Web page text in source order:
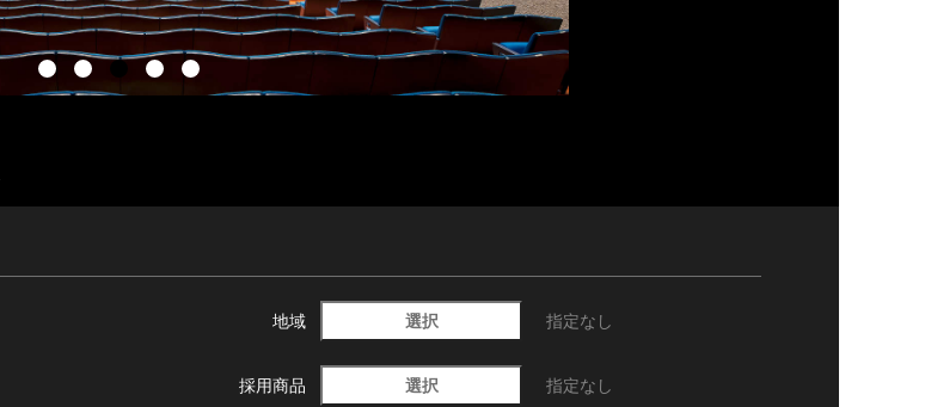
地域 選択 指定なし
採用商品 選択 指定なし